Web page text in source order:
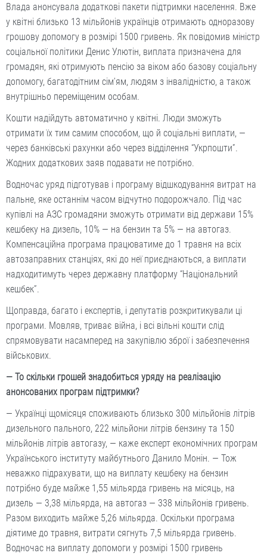
Влада анонсувала додаткові пакети підтримки населення. Вже
у квітні близько 13 мільйонів українців отримають одноразову
грошову допомогу в розмірі 1500 гривень. Як повідомив міністр
соціальної політики Денис Улютін, виплата призначена для
громадян, які отримують пенсію за віком або базову соціальну
допомогу, багатодітним сім’ям, людям з інвалідністю, а також
внутрішньо переміщеним особам.
Кошти надійдуть автоматично у квітні. Люди зможуть
отримати їх тим самим способом, що й соціальні виплати, —
через банківські рахунки або через відділення “Укрпошти”.
Жодних додаткових заяв подавати не потрібно.
Водночас уряд підготував і програму відшкодування витрат на
пальне, яке останнім часом відчутно подорожчало. Під час
купівлі на АЗС громадяни зможуть отримати від держави 15%
кешбеку на дизель, 10% — на бензин та 5% — на автогаз.
Компенсаційна програма працюватиме до 1 травня на всіх
автозаправних станціях, які до неї приєднаються, а виплати
надходитимуть через державну платформу “Національний
кешбек”.
Щоправда, багато і експертів, і депутатів розкритикували ці
програми. Мовляв, триває війна, і всі вільні кошти слід
спрямовувати насамперед на закупівлю зброї і забезпечення
військових.
— То скільки грошей знадобиться уряду на реалізацію
анонсованих програм підтримки?
— Українці щомісяця споживають близько 300 мільйонів літрів
дизельного пального, 222 мільйони літрів бензину та 150
мільйонів літрів автогазу, — каже експерт економічних програм
Українського інституту майбутнього Данило Монін. — Тож
неважко підрахувати, що на виплату кешбеку на бензин
потрібно буде майже 1,55 мільярда гривень на місяць, на
дизель — 3,38 мільярда, на автогаз — 338 мільйонів гривень.
Разом виходить майже 5,26 мільярда. Оскільки програма
діятиме до травня, витрати сягнуть 7,5 мільярда гривень.
Водночас на виплату допомоги у розмірі 1500 гривень